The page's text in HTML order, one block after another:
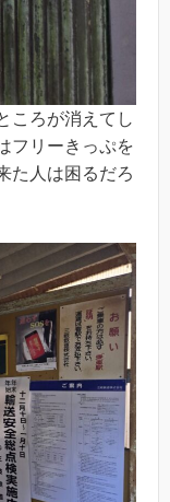
ころが消えてし
フリーきっぷを
た人は困るだろ